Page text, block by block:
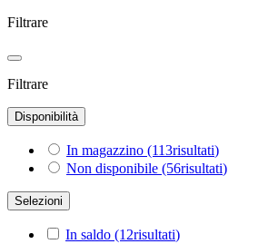
Filtrare
Filtrare
Disponibilità
In magazzino (113risultati)
Non disponibile (56risultati)
Selezioni
In saldo (12risultati)